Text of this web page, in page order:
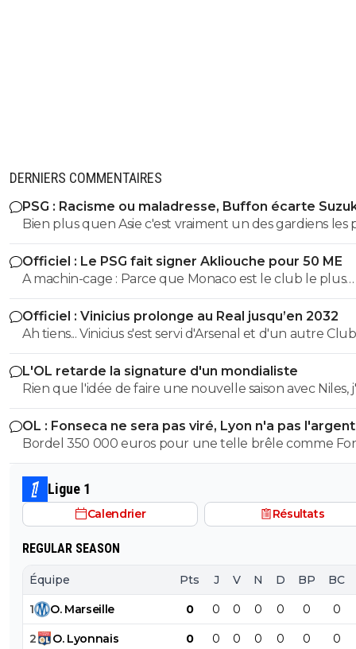
DERNIERS COMMENTAIRES
PSG : Racisme ou maladresse, Buffon écarte
Bien plus quen Asie c'est vraiment un des gardiens les
prometteur au monde, et sa coupe du monde plutot réussi
aussi..
Officiel : Le PSG fait signer Akliouche pour 50 ME
A machin-cage : Parce que Monaco est le club le plus
puissant financièrement après le PSG... et qu'il peut
avoir des joueurs de qualité. Le PSG en a bien conscience.
C'est pour ça que Campos et le PSG tiennent à ce que
Maghnès Akliouche soit sur le banc du PSG.
Officiel : Vinicius prolonge au Real jusqu’en 2032
Ah tiens... Vinicius s'est servi d'Arsenal et d'un autre
de rester au Real Madrid avec les conditions qu'il
L'OL retarde la signature d'un mondialiste
Rien que l'idée de faire une nouvelle saison avec Niles,
des frissons...
OL : Fonseca ne sera pas viré, Lyon n'a pas
le faire
Bordel 350 000 euros pour une telle brêle comme
avec un palmarès néant et un sabotage dans tous les
dans lesquels il est passé c'est vraiment le casse du
Comme quoi avec une bonne gueule et avoir l'accent
on peut percer même en étant la plus grosse brêle de la
Ligue 1
Calendrier Résultats
REGULAR SEASON
Équipe Pts J V N D BP BC
1 O. Marseille 0 0 0 0 0 0 0
2 O. Lyonnais 0 0 0 0 0 0 0